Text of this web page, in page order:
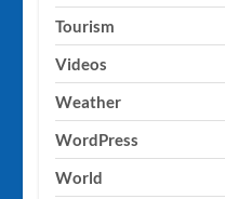
Tourism
Videos
Weather
WordPress
World